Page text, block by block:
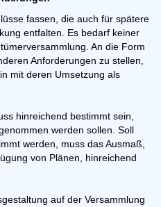
fassen, die auch für spätere
entfalten. Es bedarf keiner
An die Form
Anforderungen zu stellen,
mit deren Umsetzung als
hinreichend bestimmt sein,
werden sollen. Soll
werden, muss das Ausmaß,
von Plänen, hinreichend
auf der Versammlung